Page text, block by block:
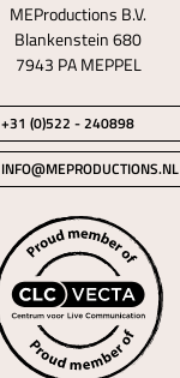
MEProductions B.V.
Blankenstein 680
7943 PA MEPPEL
+31 (0)522 - 240898
INFO@MEPRODUCTIONS.NL